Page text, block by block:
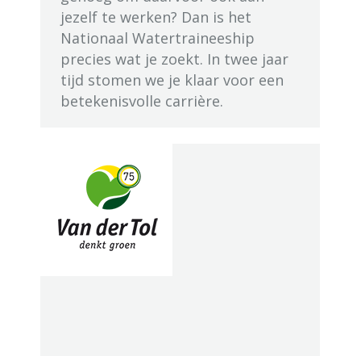
jezelf te werken? Dan is het
Nationaal Watertraineeship
precies wat je zoekt. In twee jaar
tijd stomen we je klaar voor een
betekenisvolle carrière.